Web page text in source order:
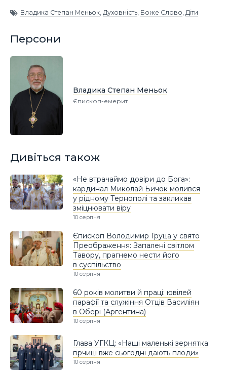
Владика Степан Меньок, Духовність, Боже Слово, Діти
Персони
Владика Степан Меньок
Єпископ-емерит
Дивіться також
«Не втрачаймо довіри до Бога»:
кардинал Миколай Бичок молився
у рідному Тернополі та закликав
зміцнювати віру
10 серпня
Єпископ Володимир Груца у свято
Преображення: Запалені світлом
Тавору, прагнемо нести його
в суспільство
10 серпня
60 років молитви й праці: ювілей
парафії та служіння Отців Василіян
в Обері (Аргентина)
10 серпня
Глава УГКЦ: «Наші маленькі зернятка
гірчиці вже сьогодні дають плоди»
10 серпня